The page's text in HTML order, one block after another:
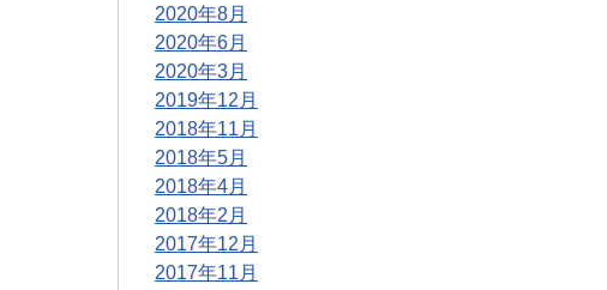
2020年8月
2020年6月
2020年3月
2019年12月
2018年11月
2018年5月
2018年4月
2018年2月
2017年12月
2017年11月